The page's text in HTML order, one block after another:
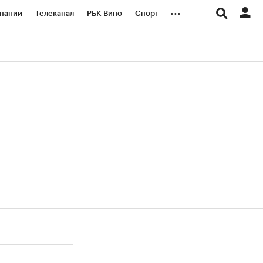
Телеканал РБК Вино Спорт ...